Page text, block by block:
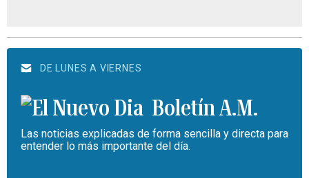
DE LUNES A VIERNES
Boletín A.M.
Las noticias explicadas de forma sencilla y directa para
entender lo más importante del día.